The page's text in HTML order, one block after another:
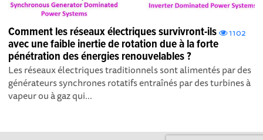
1102
Comment les réseaux électriques survivront-ils
avec une faible inertie de rotation due à la forte
pénétration des énergies renouvelables ?
Les réseaux électriques traditionnels sont alimentés par des
générateurs synchrones rotatifs entraînés par des turbines à
vapeur ou à gaz qui...